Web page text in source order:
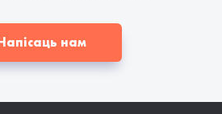
нам